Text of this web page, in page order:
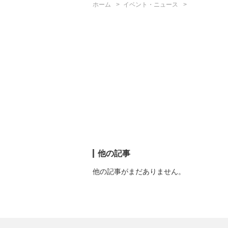
ホーム イベント・ニュース
他の記事
他の記事がまだありません。